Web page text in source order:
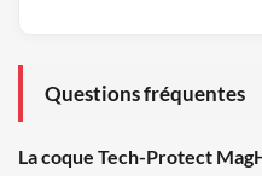
Questions fréquentes
La coque Tech-Protect